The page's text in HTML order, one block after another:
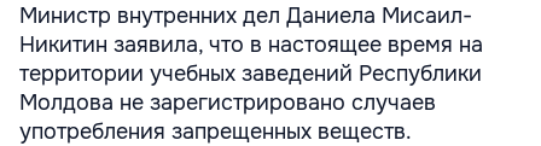
Министр внутренних дел Даниела Мисаил-
Никитин заявила, что в настоящее время на
территории учебных заведений Республики
Молдова не зарегистрировано случаев
употребления запрещенных веществ.